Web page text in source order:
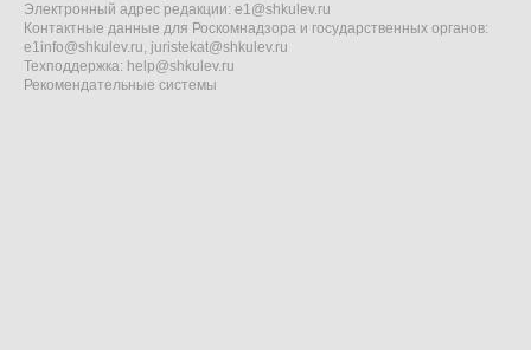
Электронный адрес редакции: e1@shkulev.ru
Контактные данные для Роскомнадзора и государственных органов:
e1info@shkulev.ru, juristekat@shkulev.ru
Техподдержка: help@shkulev.ru
Рекомендательные системы